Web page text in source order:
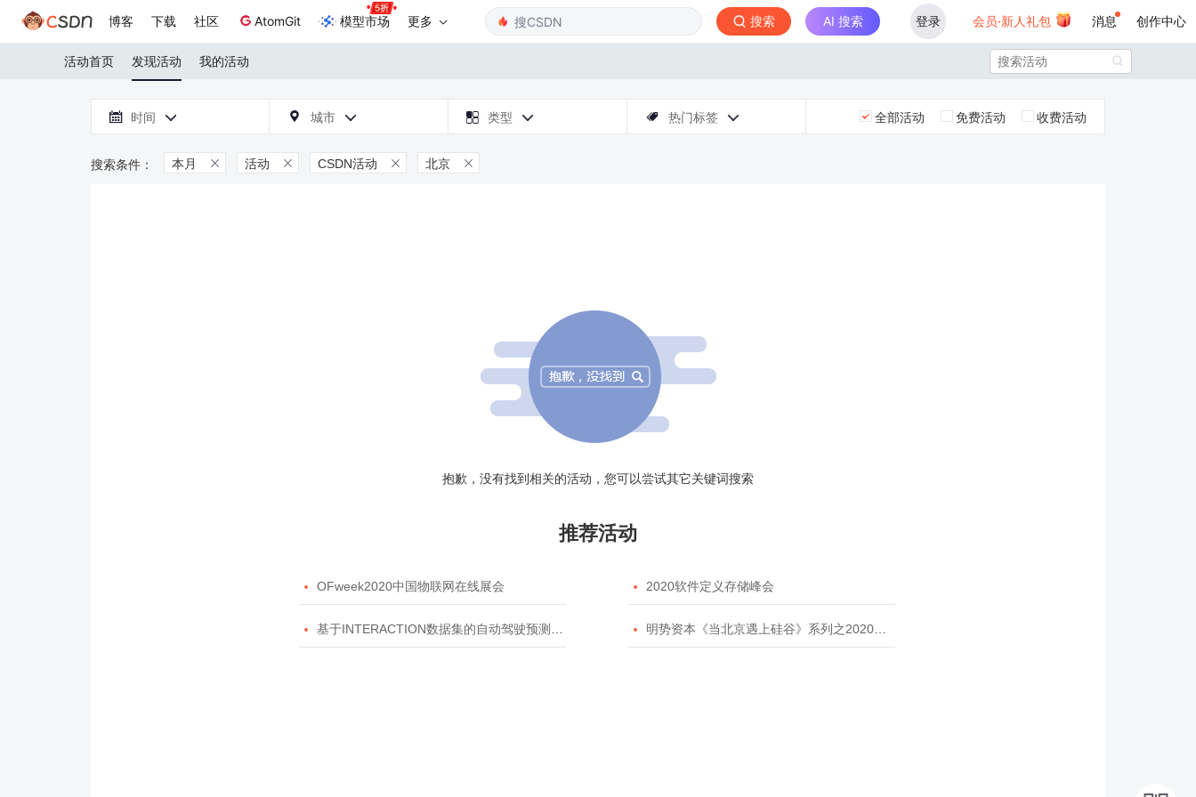
博客 下载 社区 AtomGit 模型市场 更多 搜索 AI 搜索 登录 会员·新人礼包 消息 创作中心
活动首页 发现活动 我的活动 
 时间   城市   类型   热门标签  全部活动 免费活动 收费活动
本月  活动  CSDN活动  北京 
抱歉，没有找到相关的活动，您可以尝试其它关键词搜索
推荐活动
 OFweek2020中国物联网在线展会  2020软件定义存储峰会
 基于INTERACTION数据集的自动驾驶预测模型挑战赛  明势资本《当北京遇上硅谷》系列之2020年度开源峰会